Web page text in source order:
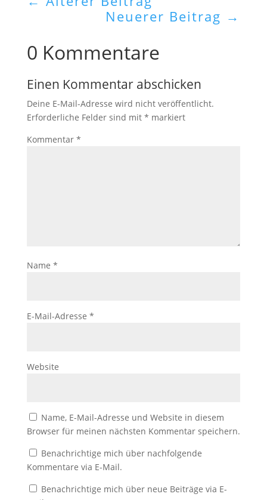
Neuerer Beitrag →
0 Kommentare
Einen Kommentar abschicken
Deine E-Mail-Adresse wird nicht veröffentlicht.
Erforderliche Felder sind mit * markiert
Kommentar *
Name *
E-Mail-Adresse *
Website
Name, E-Mail-Adresse und Website in diesem
Browser für meinen nächsten Kommentar speichern.
Benachrichtige mich über nachfolgende
Kommentare via E-Mail.
Benachrichtige mich über neue Beiträge via E-